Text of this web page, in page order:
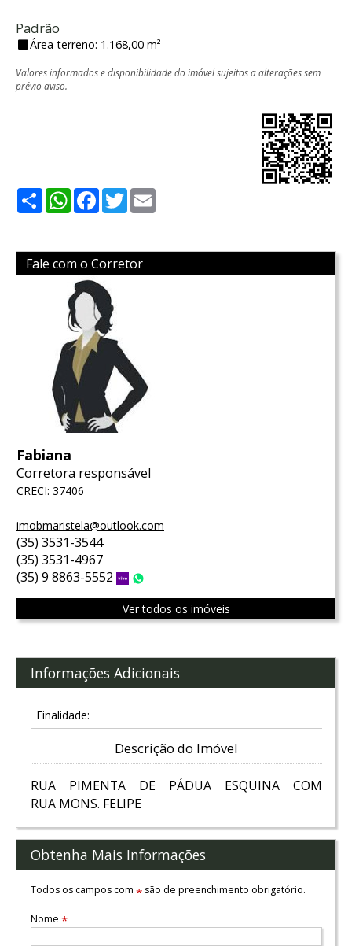
Padrão
Área terreno: 1.168,00 m²
Valores informados e disponibilidade do imóvel sujeitos a alterações sem
prévio aviso.
ShareWhatsApp
Facebook
Twitter
Fale com o Corretor
Fabiana
Corretora responsável
CRECI: 37406
imobmaristela@outlook.com
(35) 3531-3544
(35) 3531-4967
(35) 9 8863-5552
Vivo
Ver todos os imóveis
Informações Adicionais
Finalidade:
Descrição do Imóvel
RUA PIMENTA DE PÁDUA ESQUINA COM
RUA MONS. FELIPE
Obtenha Mais Informações
Todos os campos com *são de preenchimento obrigatório.
Nome *